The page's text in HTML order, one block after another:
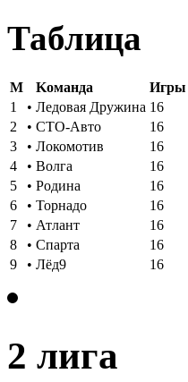
Таблица
M Kоманда Игры
1
• Ледовая Дружина 16
2
• СТО-Авто 16
3
• Локомотив 16
4
• Волга 16
5
• Родина 16
6
• Торнадо 16
7
• Атлант 16
8
• Спарта 16
9
• Лёд9 16
2 лига